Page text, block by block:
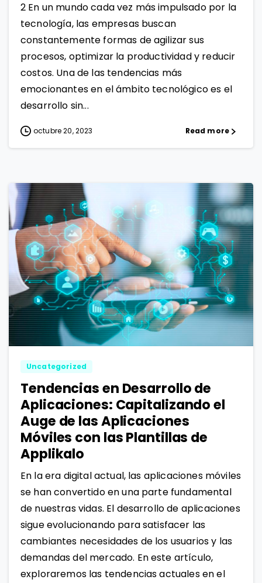
2 En un mundo cada vez más impulsado por la
tecnología, las empresas buscan
constantemente formas de agilizar sus
procesos, optimizar la productividad y reducir
costos. Una de las tendencias más
emocionantes en el ámbito tecnológico es el
desarrollo sin...
octubre 20, 2023 Read more
0
Uncategorized
Tendencias en Desarrollo de
Aplicaciones: Capitalizando el
Auge de las Aplicaciones
Móviles con las Plantillas de
Applikalo
En la era digital actual, las aplicaciones móviles
se han convertido en una parte fundamental
de nuestras vidas. El desarrollo de aplicaciones
sigue evolucionando para satisfacer las
cambiantes necesidades de los usuarios y las
demandas del mercado. En este artículo,
exploraremos las tendencias actuales en el